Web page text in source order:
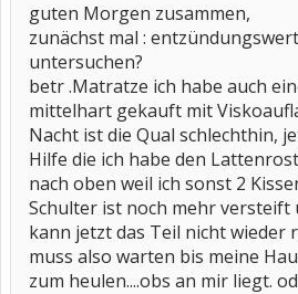
guten Morgen zusammen,
zunächst mal :
untersuchen?
betr .Matratze ich habe auch
mittelhart gekauft mit
Nacht ist die Qual schlechthin,
Hilfe die ich habe den
nach oben weil ich sonst 2
Schulter ist noch mehr versteift
kann jetzt das Teil nicht wieder
muss also warten bis meine
zum heulen....obs an mir liegt.